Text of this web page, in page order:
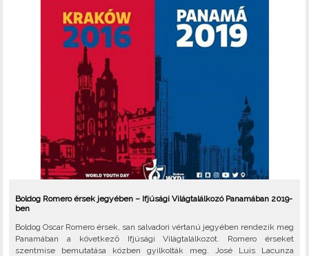
Boldog Romero érsek jegyében – Ifjúsági Világtalálkozó Panamában 2019-
ben
Boldog Oscar Romero érsek, san salvadori vértanú jegyében rendezik meg
Panamában a következő Ifjúsági Világtalálkozót. Romero érseket
szentmise bemutatása közben gyilkolták meg. José Luis Lacunza